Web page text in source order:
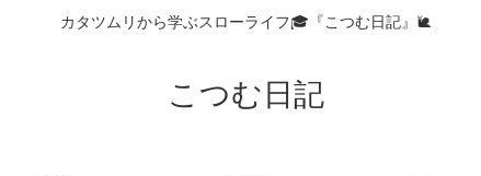
カタツムリから学ぶスローライフ🎓『こつむ日記』🐌
こつむ日記